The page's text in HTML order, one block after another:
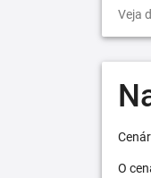
Veja
O